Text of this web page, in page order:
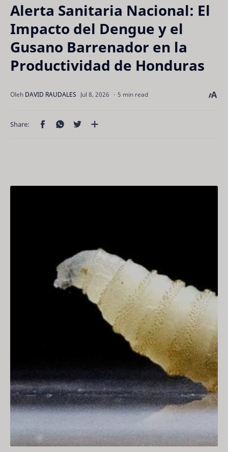
Alerta Sanitaria Nacional: El
Impacto del Dengue y el
Gusano Barrenador en la
Productividad de Honduras
5 min read